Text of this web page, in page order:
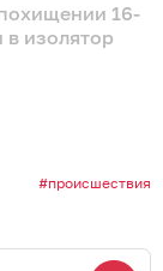
16-
в изолятор
происшествия